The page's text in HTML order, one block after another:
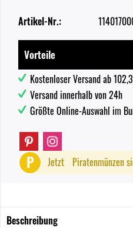
Artikel-Nr.:
Vorteile
Kostenloser Versand ab
Versand innerhalb von 24h
Größte Online-Auswahl im
P Jetzt Piratenmünzen
Beschreibung